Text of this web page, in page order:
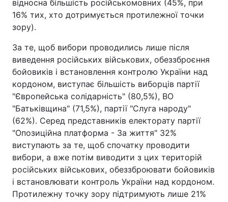
відносна більшість російськомовних (45%, при
16% тих, хто дотримується протилежної точки
зору).
За те, щоб вибори проводились лише після
виведення російських військових, обеззброєння
бойовиків і встановлення контролю України над
кордоном, виступає більшість виборців партії
"Європейська солідарність" (80,5%), ВО
"Батьківщина" (71,5%), партії "Слуга народу"
(62%). Серед представників електорату партії
"Опозиційна платформа - За життя" 32%
виступають за те, щоб спочатку проводити
вибори, а вже потім виводити з цих територій
російських військових, обеззброювати бойовиків
і встановлювати контроль України над кордоном.
Протилежну точку зору підтримують лише 21%